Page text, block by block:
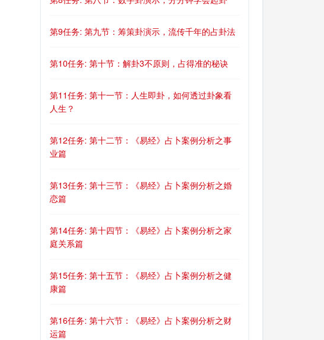
第9任务: 第九节：筹策卦演示，流传千年的占卦法
第10任务: 第十节：解卦3不原则，占得准的秘诀
第11任务: 第十一节：人生即卦，如何透过卦象看
人生？
第12任务: 第十二节：《易经》占卜案例分析之事
业篇
第13任务: 第十三节：《易经》占卜案例分析之婚
恋篇
第14任务: 第十四节：《易经》占卜案例分析之家
庭关系篇
第15任务: 第十五节：《易经》占卜案例分析之健
康篇
第16任务: 第十六节：《易经》占卜案例分析之财
运篇